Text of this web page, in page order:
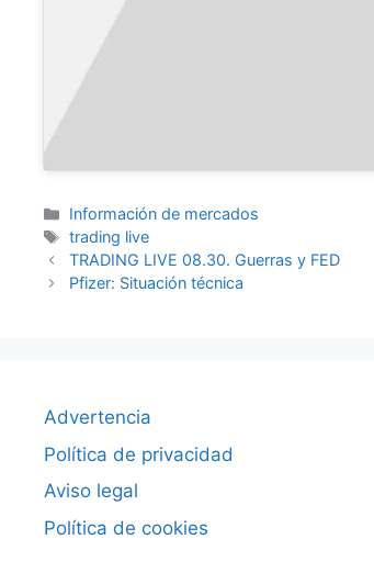
Categorías
Información de mercados
Etiquetas
trading live
TRADING LIVE 08.30. Guerras y FED
Pfizer: Situación técnica
Advertencia
Política de privacidad
Aviso legal
Política de cookies